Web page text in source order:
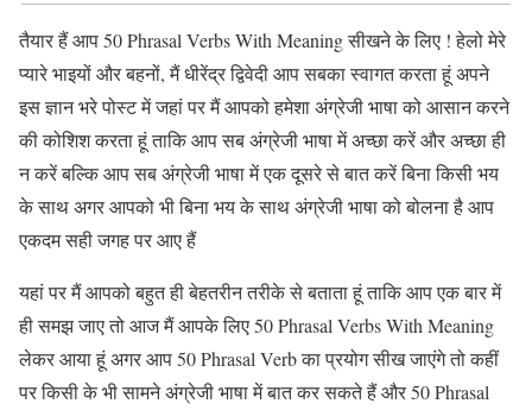
तैयार हैं आप 50 Phrasal Verbs With Meaning सीखने के लिए ! हेलो मेरे
प्यारे भाइयों और बहनों, मैं धीरेंद्र द्विवेदी आप सबका स्वागत करता हूं अपने
इस ज्ञान भरे पोस्ट में जहां पर मैं आपको हमेशा अंग्रेजी भाषा को आसान करने
की कोशिश करता हूं ताकि आप सब अंग्रेजी भाषा में अच्छा करें और अच्छा ही
न करें बल्कि आप सब अंग्रेजी भाषा में एक दूसरे से बात करें बिना किसी भय
के साथ अगर आपको भी बिना भय के साथ अंग्रेजी भाषा को बोलना है आप
एकदम सही जगह पर आए हैं
यहां पर मैं आपको बहुत ही बेहतरीन तरीके से बताता हूं ताकि आप एक बार में
ही समझ जाए तो आज मैं आपके लिए 50 Phrasal Verbs With Meaning
लेकर आया हूं अगर आप 50 Phrasal Verb का प्रयोग सीख जाएंगे तो कहीं
पर किसी के भी सामने अंग्रेजी भाषा में बात कर सकते हैं और 50 Phrasal